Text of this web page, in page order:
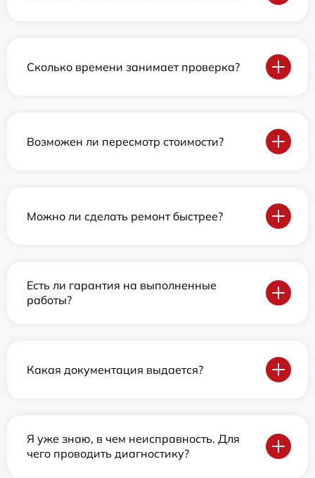
Сколько времени занимает проверка?
Возможен ли пересмотр стоимости?
Можно ли сделать ремонт быстрее?
Есть ли гарантия на выполненные
работы?
Какая документация выдается?
Я уже знаю, в чем неисправность. Для
чего проводить диагностику?